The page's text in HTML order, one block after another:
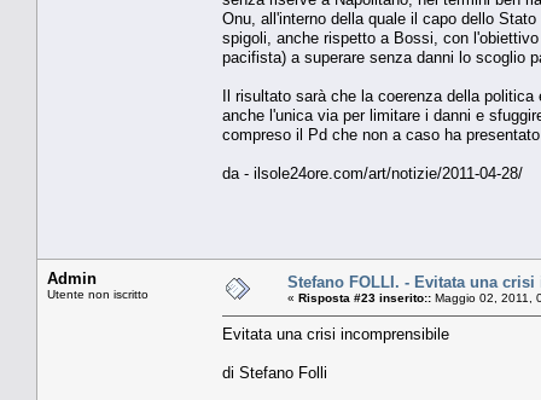
Onu, all'interno della quale il capo dello
spigoli, anche rispetto a Bossi, con
pacifista) a superare senza danni lo scoglio
Il risultato sarà che la coerenza della
anche l'unica via per limitare i danni e
compreso il Pd che non a caso ha
da - ilsole24ore.com/art/notizie/2011-04-28/
Admin
Utente non iscritto
Stefano FOLLI. - Evitata una
« Risposta #23 inserito:: Maggio 02, 2011,
Evitata una crisi incomprensibile
di Stefano Folli